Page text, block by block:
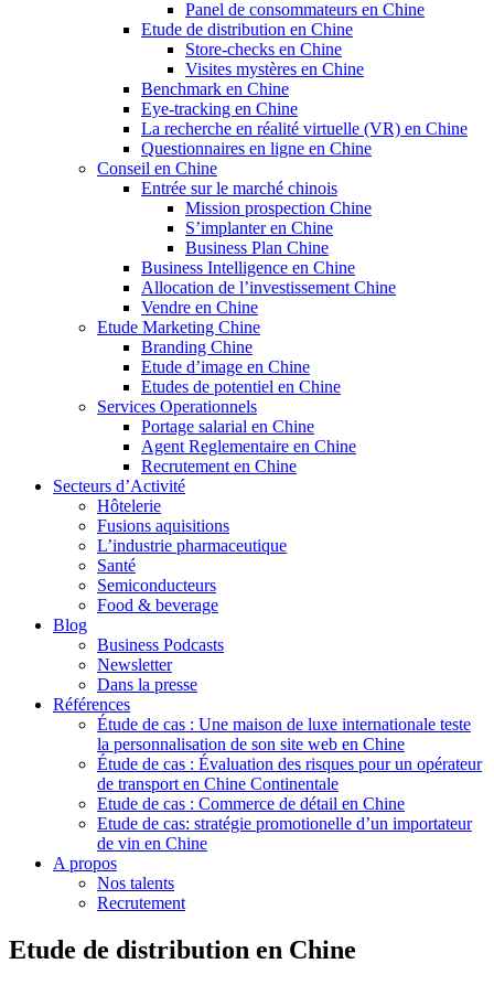
Panel de consommateurs en Chine
Etude de distribution en Chine
Store-checks en Chine
Visites mystères en Chine
Benchmark en Chine
Eye-tracking en Chine
La recherche en réalité virtuelle (VR) en Chine
Questionnaires en ligne en Chine
Conseil en Chine
Entrée sur le marché chinois
Mission prospection Chine
S’implanter en Chine
Business Plan Chine
Business Intelligence en Chine
Allocation de l’investissement Chine
Vendre en Chine
Etude Marketing Chine
Branding Chine
Etude d’image en Chine
Etudes de potentiel en Chine
Services Operationnels
Portage salarial en Chine
Agent Reglementaire en Chine
Recrutement en Chine
Secteurs d’Activité
Hôtelerie
Fusions aquisitions
L’industrie pharmaceutique
Santé
Semiconducteurs
Food & beverage
Blog
Business Podcasts
Newsletter
Dans la presse
Références
Étude de cas : Une maison de luxe internationale teste
la personnalisation de son site web en Chine
Étude de cas : Évaluation des risques pour un opérateur
de transport en Chine Continentale
Etude de cas : Commerce de détail en Chine
Etude de cas: stratégie promotionelle d’un importateur
de vin en Chine
A propos
Nos talents
Recrutement
Etude de distribution en Chine